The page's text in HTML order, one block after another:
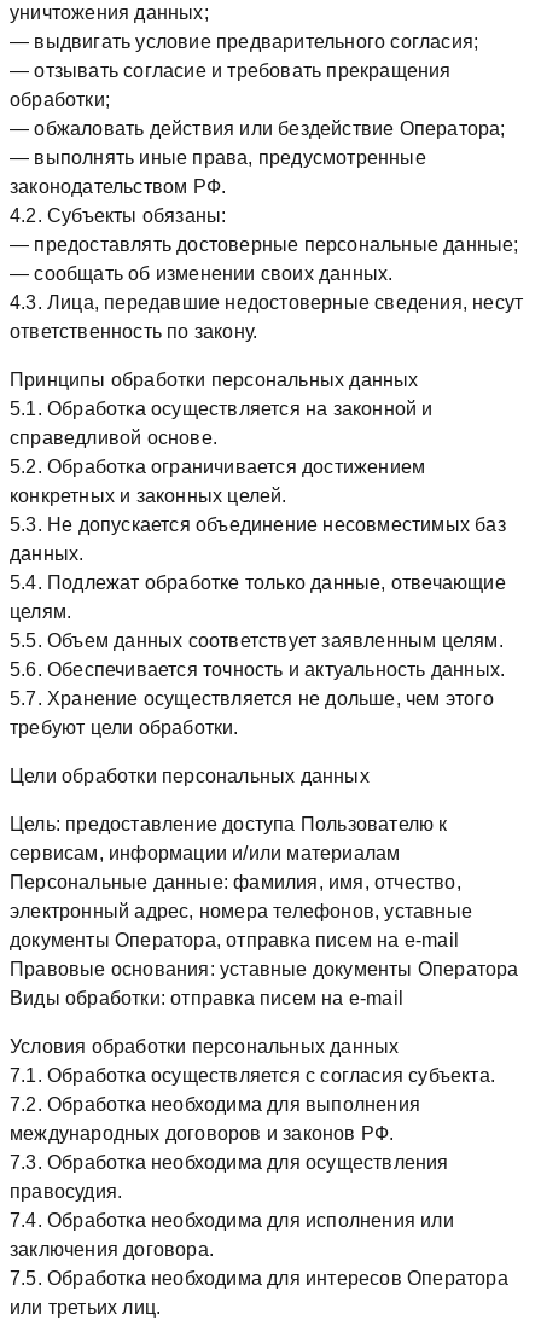
уничтожения данных;
— выдвигать условие предварительного согласия;
— отзывать согласие и требовать прекращения
обработки;
— обжаловать действия или бездействие Оператора;
— выполнять иные права, предусмотренные
законодательством РФ.
4.2. Субъекты обязаны:
— предоставлять достоверные персональные данные;
— сообщать об изменении своих данных.
4.3. Лица, передавшие недостоверные сведения, несут
ответственность по закону.
Принципы обработки персональных данных
5.1. Обработка осуществляется на законной и
справедливой основе.
5.2. Обработка ограничивается достижением
конкретных и законных целей.
5.3. Не допускается объединение несовместимых баз
данных.
5.4. Подлежат обработке только данные, отвечающие
целям.
5.5. Объем данных соответствует заявленным целям.
5.6. Обеспечивается точность и актуальность данных.
5.7. Хранение осуществляется не дольше, чем этого
требуют цели обработки.
Цели обработки персональных данных
Цель: предоставление доступа Пользователю к
сервисам, информации и/или материалам
Персональные данные: фамилия, имя, отчество,
электронный адрес, номера телефонов, уставные
документы Оператора, отправка писем на e-mail
Правовые основания: уставные документы Оператора
Виды обработки: отправка писем на e-mail
Условия обработки персональных данных
7.1. Обработка осуществляется с согласия субъекта.
7.2. Обработка необходима для выполнения
международных договоров и законов РФ.
7.3. Обработка необходима для осуществления
правосудия.
7.4. Обработка необходима для исполнения или
заключения договора.
7.5. Обработка необходима для интересов Оператора
или третьих лиц.